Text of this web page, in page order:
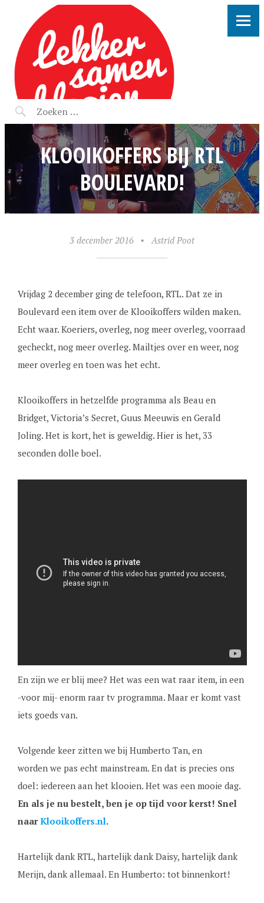
LEKKER SAMEN KLOOIEN
KLOOIKOFFERS BIJ RTL
BOULEVARD!
3 december 2016 • Astrid Poot
Vrijdag 2 december ging de telefoon, RTL. Dat ze in
Boulevard een item over de Klooikoffers wilden maken.
Echt waar. Koeriers, overleg, nog meer overleg, voorraad
gecheckt, nog meer overleg. Mailtjes over en weer, nog
meer overleg en toen was het echt.
Klooikoffers in hetzelfde programma als Beau en
Bridget, Victoria’s Secret, Guus Meeuwis en Gerald
Joling. Het is kort, het is geweldig. Hier is het, 33
seconden dolle boel.
En zijn we er blij mee? Het was een wat raar item, in een
-voor mij- enorm raar tv programma. Maar er komt vast
iets goeds van.
Volgende keer zitten we bij Humberto Tan, en
worden we pas echt mainstream. En dat is precies ons
doel: iedereen aan het klooien. Het was een mooie dag.
En als je nu bestelt, ben je op tijd voor kerst! Snel
naarKlooikoffers.nl.
Hartelijk dank RTL, hartelijk dank Daisy, hartelijk dank
Merijn, dank allemaal. En Humberto: tot binnenkort!